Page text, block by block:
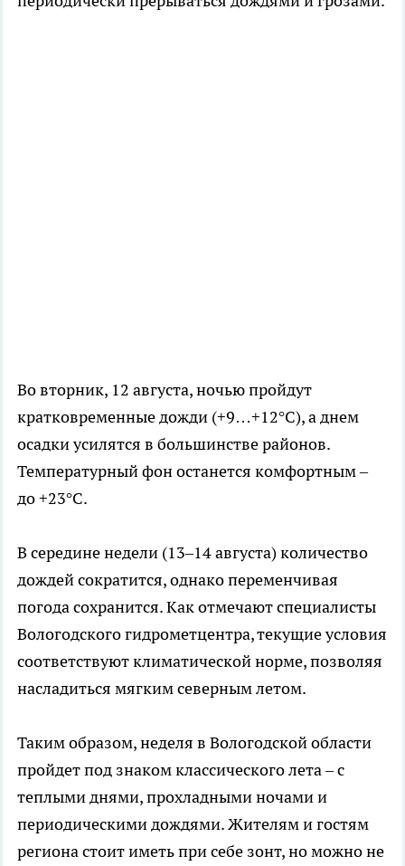
Во вторник, 12 августа, ночью пройдут
кратковременные дожди (+9…+12°C), а днем
осадки усилятся в большинстве районов.
Температурный фон останется комфортным –
до +23°C.
В середине недели (13–14 августа) количество
дождей сократится, однако переменчивая
погода сохранится. Как отмечают специалисты
Вологодского гидрометцентра, текущие условия
соответствуют климатической норме, позволяя
насладиться мягким северным летом.
Таким образом, неделя в Вологодской области
пройдет под знаком классического лета – с
теплыми днями, прохладными ночами и
периодическими дождями. Жителям и гостям
региона стоит иметь при себе зонт, но можно не